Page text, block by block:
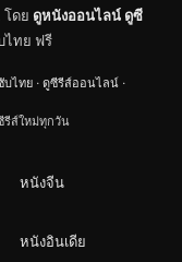
โดย ดูหนังออนไลน์ ดูซี
ไทย ฟรี
บไทย · ดูซีรีส์ออนไลน์ ·
รีส์ใหม่ทุกวัน
หนังจีน
หนังอินเดีย